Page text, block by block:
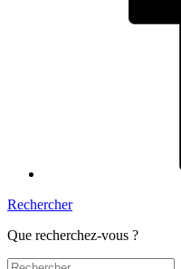
Rechercher
Que recherchez-vous ?